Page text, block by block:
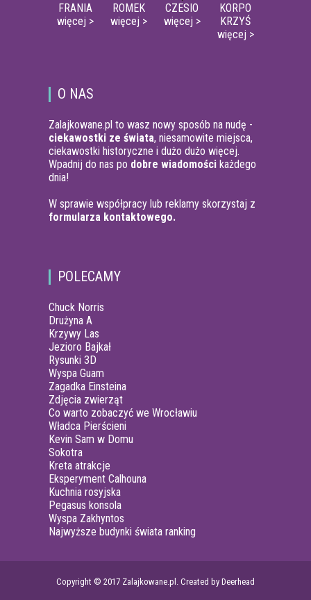
FRANIA
więcej >
ROMEK
więcej >
CZESIO
więcej >
KORPO
KRZYŚ
więcej >
O NAS
Zalajkowane.pl to wasz nowy sposób na nudę -
ciekawostki ze świata, niesamowite miejsca,
ciekawostki historyczne i dużo dużo więcej.
Wpadnij do nas po dobre wiadomości każdego
dnia!
W sprawie współpracy lub reklamy skorzystaj z
formularza kontaktowego.
POLECAMY
Chuck Norris
Drużyna A
Krzywy Las
Jezioro Bajkał
Rysunki 3D
Wyspa Guam
Zagadka Einsteina
Zdjęcia zwierząt
Co warto zobaczyć we Wrocławiu
Władca Pierścieni
Kevin Sam w Domu
Sokotra
Kreta atrakcje
Eksperyment Calhouna
Kuchnia rosyjska
Pegasus konsola
Wyspa Zakhyntos
Najwyższe budynki świata ranking
Copyright © 2017 Zalajkowane.pl. Created by Deerhead